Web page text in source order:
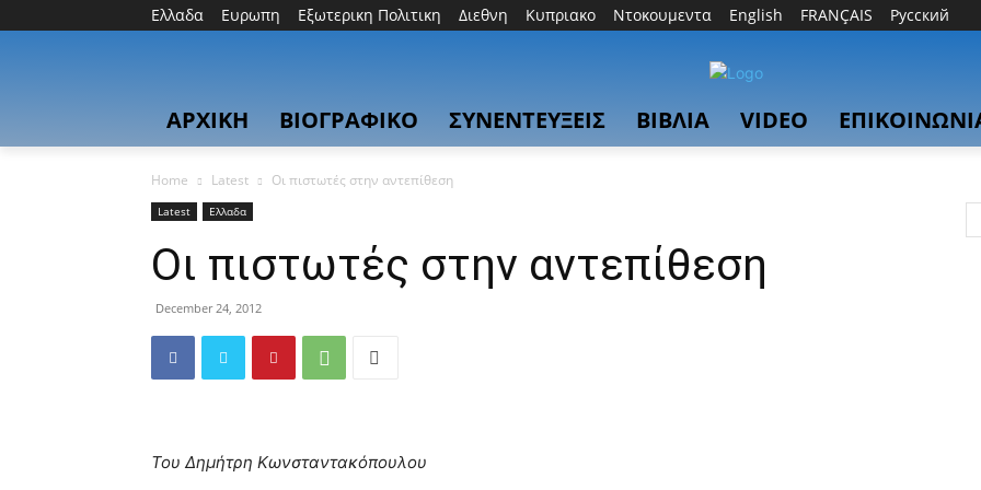
Ελλαδα Ευρωπη Εξωτερικη Πολιτικη Διεθνη Κυπριακο Ντοκουμεντα English FRANÇAIS Русский
ΑΡΧΙΚΗ ΒΙΟΓΡΑΦΙΚΟ ΣΥΝΕΝΤΕΥΞΕΙΣ ΒΙΒΛΙΑ VIDEO
Home Latest Oι πιστωτές στην αντεπίθεση
Latest Ελλαδα
Oι πιστωτές στην αντεπίθεση
December 24, 2012
Του Δημήτρη Κωνσταντακόπουλου